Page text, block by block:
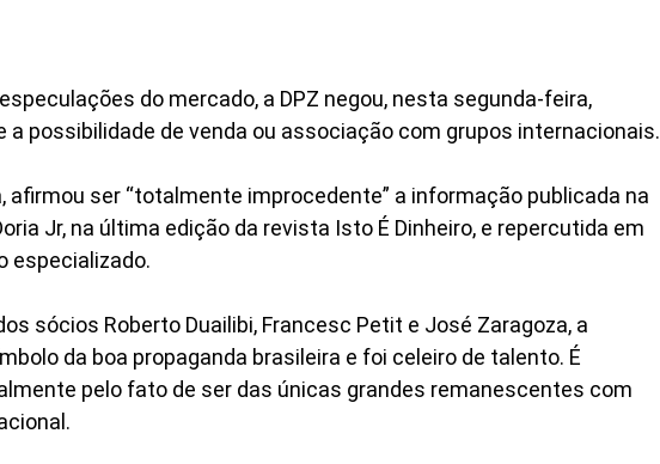
do mercado, a DPZ negou, nesta segunda-feira,
possibilidade de venda ou associação com grupos internacionais.
afirmou ser “totalmente improcedente” a informação publicada na
Jr, na última edição da revista Isto É Dinheiro, e repercutida em
especializado.
sócios Roberto Duailibi, Francesc Petit e José Zaragoza, a
da boa propaganda brasileira e foi celeiro de talento. É
pelo fato de ser das únicas grandes remanescentes com